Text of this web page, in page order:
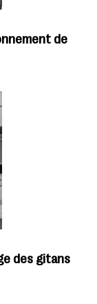
de
des gitans